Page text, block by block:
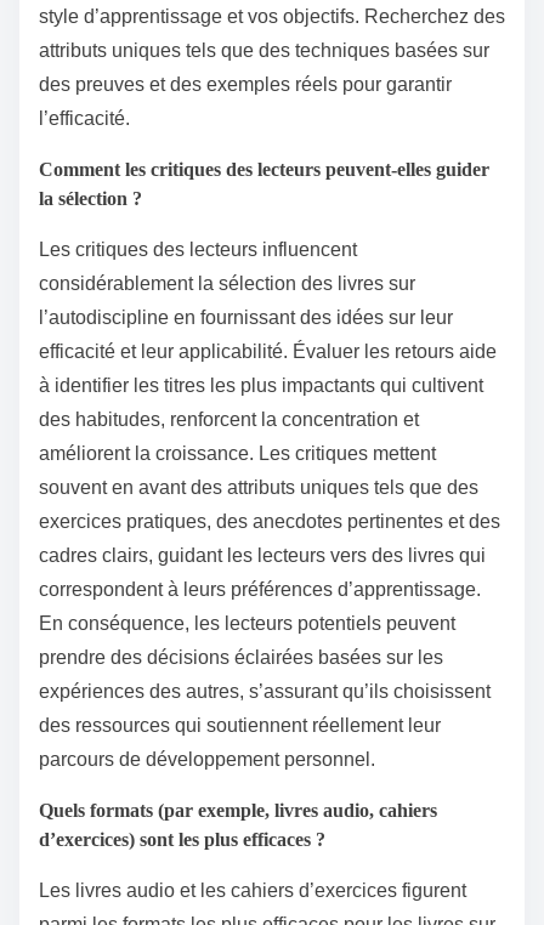
style d’apprentissage et vos objectifs. Recherchez des
attributs uniques tels que des techniques basées sur
des preuves et des exemples réels pour garantir
l’efficacité.
Comment les critiques des lecteurs peuvent-elles guider
la sélection ?
Les critiques des lecteurs influencent
considérablement la sélection des livres sur
l’autodiscipline en fournissant des idées sur leur
efficacité et leur applicabilité. Évaluer les retours aide
à identifier les titres les plus impactants qui cultivent
des habitudes, renforcent la concentration et
améliorent la croissance. Les critiques mettent
souvent en avant des attributs uniques tels que des
exercices pratiques, des anecdotes pertinentes et des
cadres clairs, guidant les lecteurs vers des livres qui
correspondent à leurs préférences d’apprentissage.
En conséquence, les lecteurs potentiels peuvent
prendre des décisions éclairées basées sur les
expériences des autres, s’assurant qu’ils choisissent
des ressources qui soutiennent réellement leur
parcours de développement personnel.
Quels formats (par exemple, livres audio, cahiers
d’exercices) sont les plus efficaces ?
Les livres audio et les cahiers d’exercices figurent